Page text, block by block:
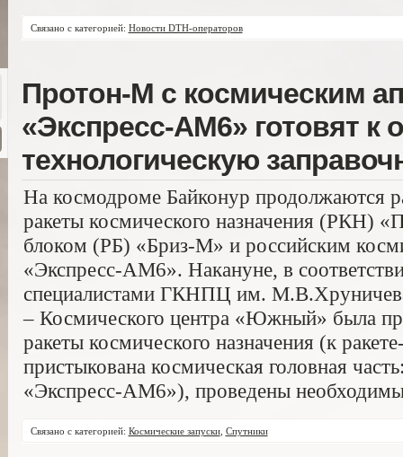
Связано с категорией: Новости DTH-операторов
Протон-М с космическим
«Экспресс-АМ6» готовят к
технологическую
На космодроме Байконур продолжаются
ракеты космического назначения (РКН)
блоком (РБ) «Бриз-М» и российским
«Экспресс-АМ6». Накануне, в
специалистами ГКНПЦ им.
– Космического центра «Южный» была
ракеты космического назначения (к
пристыкована космическая головная
«Экспресс-АМ6»), проведены
Связано с категорией: Космические запуски, Спутники